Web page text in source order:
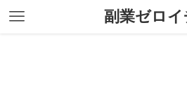
副業ゼロ